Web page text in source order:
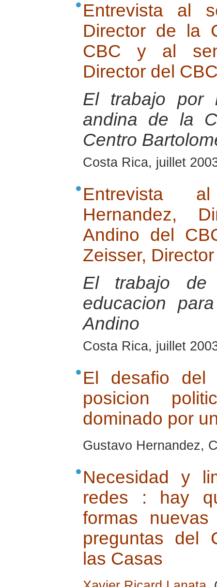
Entrevista al
Director de la
CBC y al
Director del
El trabajo por
andina de la
Centro
Costa Rica, juillet
Entrevista
Hernandez,
Andino del
Zeisser,
El trabajo de
educacion
Andino
Costa Rica, juillet
El desafio del
posicion
dominado por
Gustavo Hernandez,
Necesidad y
redes : hay
formas
preguntas del
las Casas